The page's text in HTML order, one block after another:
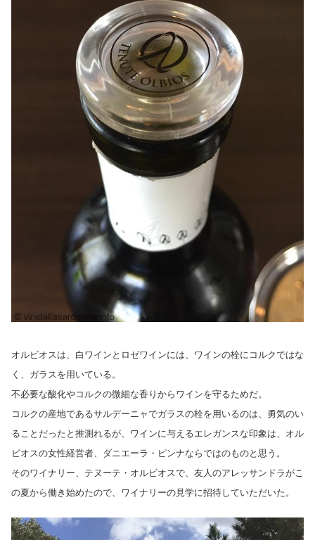
オルビオスは、白ワインとロゼワインには、ワインの栓にコルクではな
く、ガラスを用いている。
不必要な酸化やコルクの微細な香りからワインを守るためだ。
コルクの産地であるサルデーニャでガラスの栓を用いるのは、勇気のい
ることだったと推測れるが、ワインに与えるエレガンスな印象は、オル
ビオスの女性経営者、ダニエーラ・ピンナならではのものと思う。
そのワイナリー、テヌーテ・オルビオスで、友人のアレッサンドラがこ
の夏から働き始めたので、ワイナリーの見学に招待していただいた。